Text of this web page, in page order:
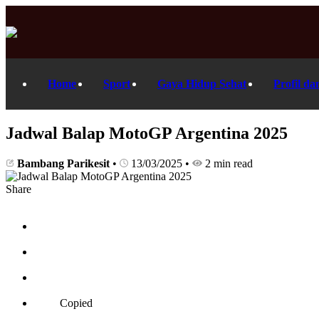
Home Sport Gaya Hidup Sehat Profil
Jadwal Balap MotoGP Argentina 2025
Bambang Parikesit • 13/03/2025 • 2 min read
Share
Copied